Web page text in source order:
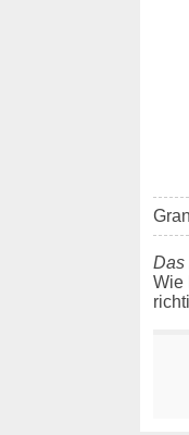
Das
Wie